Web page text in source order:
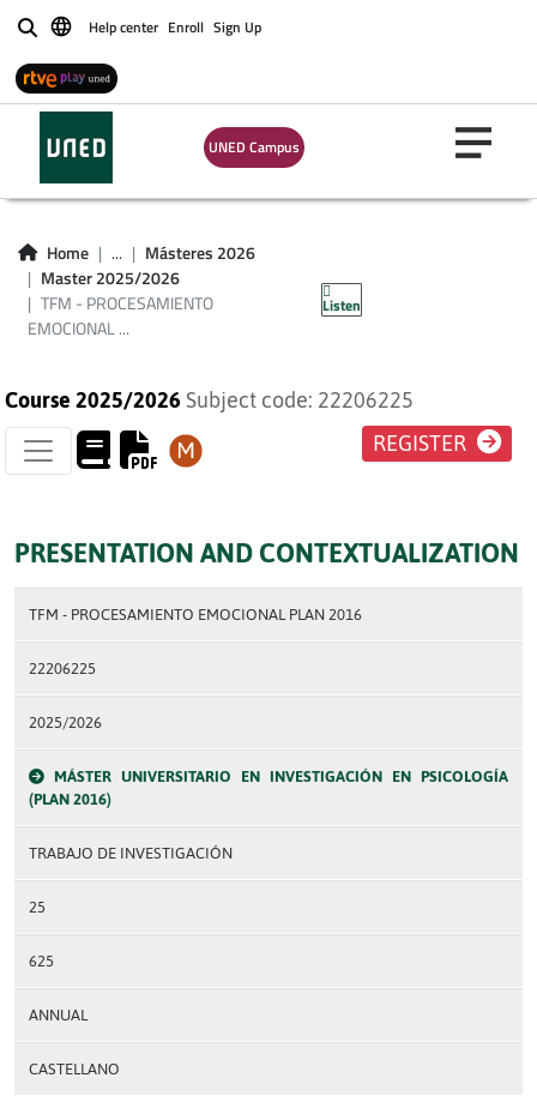
BuscarHelp center Enroll Sign Up
UNED Campus
Home ...
Másteres 2026
Master 2025/2026
TFM - PROCESAMIENTO
EMOCIONAL ...
Listen
TFM -
PROCESAMIENTO
EMOCIONAL PLAN
2016
Course 2025/2026 Subject code: 22206225
REGISTER
PRESENTATION AND CONTEXTUALIZATION
TFM - PROCESAMIENTO EMOCIONAL PLAN 2016
22206225
2025/2026
MÁSTER UNIVERSITARIO EN INVESTIGACIÓN EN PSICOLOGÍA
(PLAN 2016)
TRABAJO DE INVESTIGACIÓN
25
625
ANNUAL
CASTELLANO